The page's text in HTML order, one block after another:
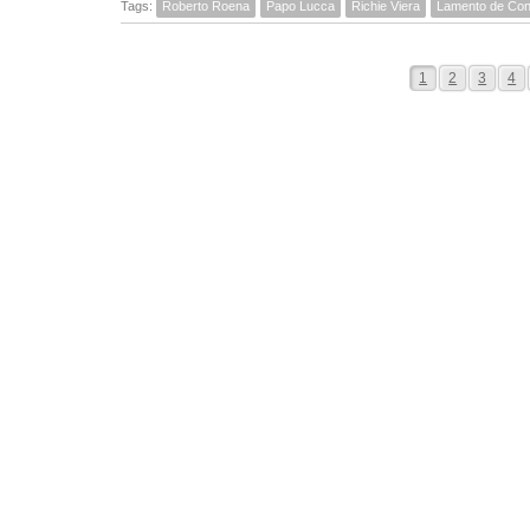
Tags: Roberto Roena Papo Lucca Richie Viera Lamento de
1 2 3 4